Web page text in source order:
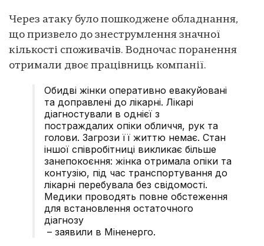
Через атаку було пошкоджене обладнання,
що призвело до знеструмлення значної
кількості споживачів. Водночас поранення
отримали двоє працівниць компанії.
Обидві жінки оперативно евакуйовані
та доправлені до лікарні. Лікарі
діагностували в однієї з
постраждалих опіки обличчя, рук та
голови. Загрози її життю немає. Стан
іншої співробітниці викликає більше
занепокоєння: жінка отримала опіки та
контузію, під час транспортування до
лікарні перебувала без свідомості.
Медики проводять повне обстеження
для встановлення остаточного
діагнозу
– заявили в Міненерго.